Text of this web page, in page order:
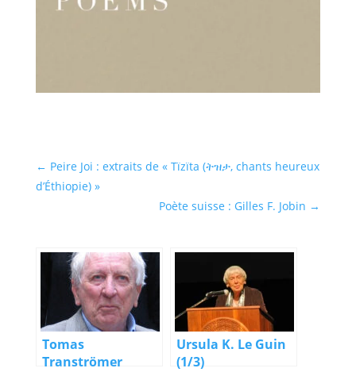
← Peire Joi : extraits de « Tïzïta (ትዝታ, chants heureux
d’Éthiopie) »
Poète suisse : Gilles F. Jobin →
Tomas
Tranströmer
Ursula K. Le Guin
(1/3)